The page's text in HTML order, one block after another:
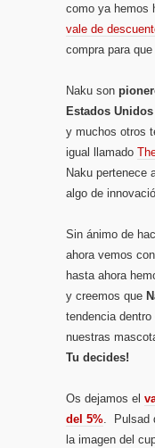
como ya hemos
vale de
compra para que
Naku son
Estados Unidos
y muchos otros
igual llamado
Naku pertenece
algo de
Sin ánimo de
ahora vemos
hasta ahora
y creemos que
tendencia
nuestras
Tu decides!
Os dejamos el
del 5% . Pulsad
la imagen del